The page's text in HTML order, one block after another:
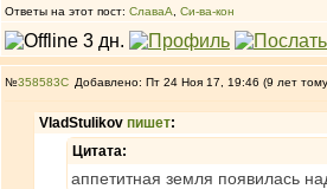
Ответы на этот пост: СлаваА Си-ва-кон
№358583 Добавлено: Пт 24 Ноя 17, 19:46 (9 лет
VladStulikov пишет:
Цитата:
аппетитная земля появилась